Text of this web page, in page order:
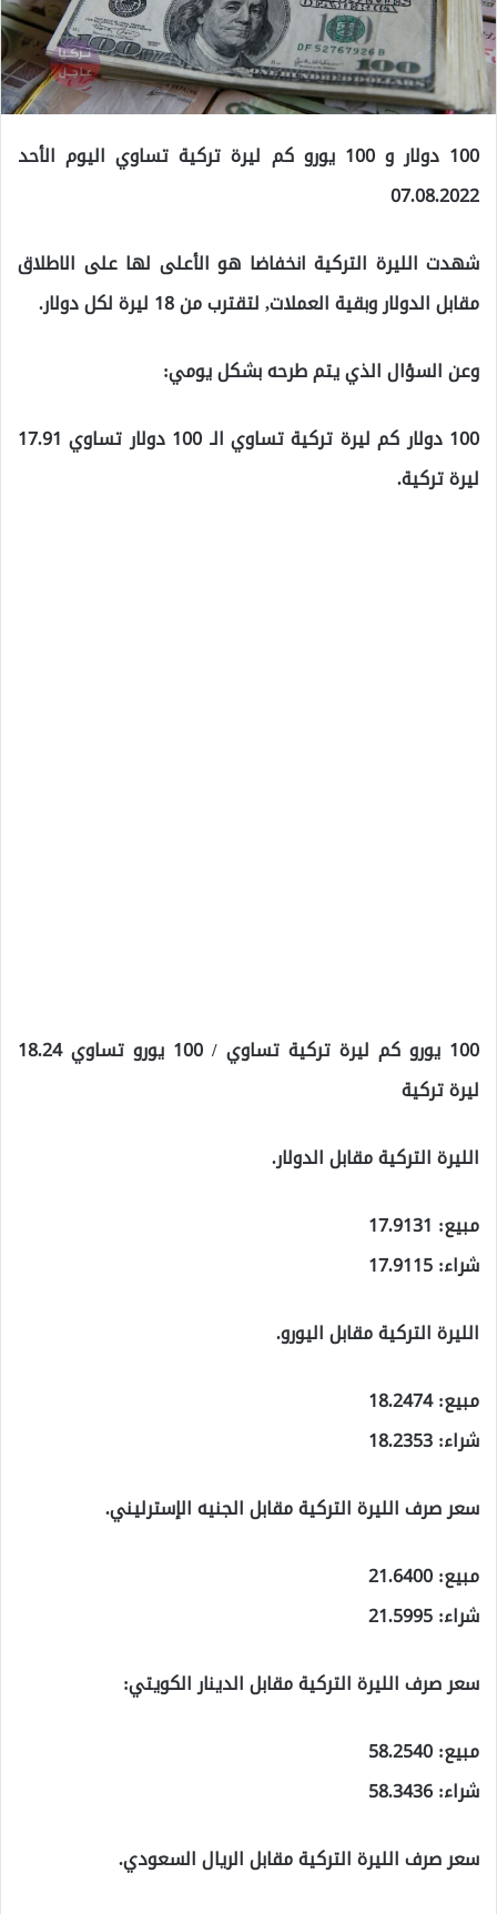
100 دولار و 100 يورو كم ليرة تركية تساوي اليوم الأحد
07.08.2022
شهدت الليرة التركية انخفاضا هو الأعلى لها على الاطلاق
مقابل الدولار وبقية العملات, لتقترب من 18 ليرة لكل دولار.
وعن السؤال الذي يتم طرحه بشكل يومي:
100 دولار كم ليرة تركية تساوي الـ 100 دولار تساوي 17.91
ليرة تركية.
100 يورو كم ليرة تركية تساوي / 100 يورو تساوي 18.24
ليرة تركية
الليرة التركية مقابل الدولار.
مبيع: 17.9131
شراء: 17.9115
الليرة التركية مقابل اليورو.
مبيع: 18.2474
شراء: 18.2353
سعر صرف الليرة التركية مقابل الجنيه الإسترليني.
مبيع: 21.6400
شراء: 21.5995
سعر صرف الليرة التركية مقابل الدينار الكويتي:
مبيع: 58.2540
شراء: 58.3436
سعر صرف الليرة التركية مقابل الريال السعودي.